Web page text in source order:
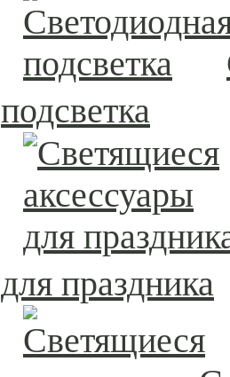
подсветка
для праздника